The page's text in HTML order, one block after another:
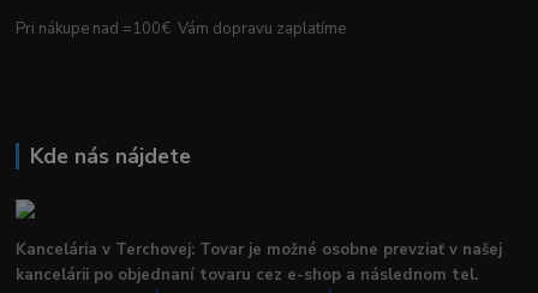
Pri nákupe nad =100€ Vám dopravu zaplatíme
Kde nás nájdete
Kancelária v Terchovej: Tovar je možné osobne prevziať v našej
kancelárii po objednaní tovaru cez e-shop a následnom tel.